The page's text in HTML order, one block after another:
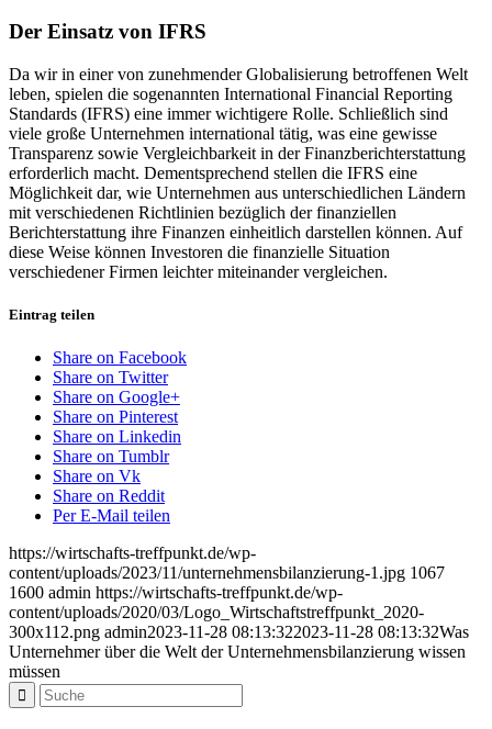
Der Einsatz von IFRS
Da wir in einer von zunehmender Globalisierung betroffenen Welt
leben, spielen die sogenannten International Financial Reporting
Standards (IFRS) eine immer wichtigere Rolle. Schließlich sind
viele große Unternehmen international tätig, was eine gewisse
Transparenz sowie Vergleichbarkeit in der Finanzberichterstattung
erforderlich macht. Dementsprechend stellen die IFRS eine
Möglichkeit dar, wie Unternehmen aus unterschiedlichen Ländern
mit verschiedenen Richtlinien bezüglich der finanziellen
Berichterstattung ihre Finanzen einheitlich darstellen können. Auf
diese Weise können Investoren die finanzielle Situation
verschiedener Firmen leichter miteinander vergleichen.
Eintrag teilen
Share on Facebook
Share on Twitter
Share on Google+
Share on Pinterest
Share on Linkedin
Share on Tumblr
Share on Vk
Share on Reddit
Per E-Mail teilen
https://wirtschafts-treffpunkt.de/wp-
content/uploads/2023/11/unternehmensbilanzierung-1.jpg 1067
1600 admin https://wirtschafts-treffpunkt.de/wp-
content/uploads/2020/03/Logo_Wirtschaftstreffpunkt_2020-
300x112.png admin2023-11-28 08:13:322023-11-28 08:13:32Was
Unternehmer über die Welt der Unternehmensbilanzierung wissen
müssen